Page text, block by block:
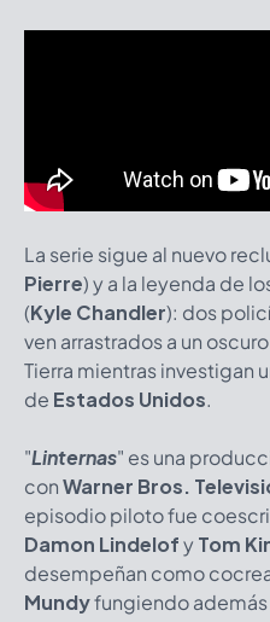
La serie sigue al nuevo
Pierre) y a la leyenda de
(Kyle Chandler): dos
ven arrastrados a un
Tierra mientras investigan
de Estados Unidos.
"Linternas" es una
conWarner Bros.
episodio piloto fue
Damon LindelofyTom
desempeñan como
Mundyfungiendo